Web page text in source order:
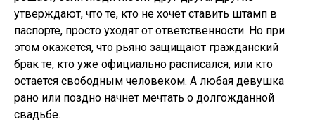
утверждают, что те, кто не хочет ставить штамп в
паспорте, просто уходят от ответственности. Но при
этом окажется, что рьяно защищают гражданский
брак те, кто уже официально расписался, или кто
остается свободным человеком. А любая девушка
рано или поздно начнет мечтать о долгожданной
свадьбе.